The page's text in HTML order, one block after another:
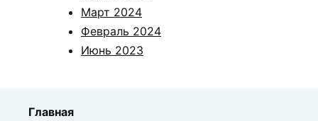
Март 2024
Февраль 2024
Июнь 2023
Главная